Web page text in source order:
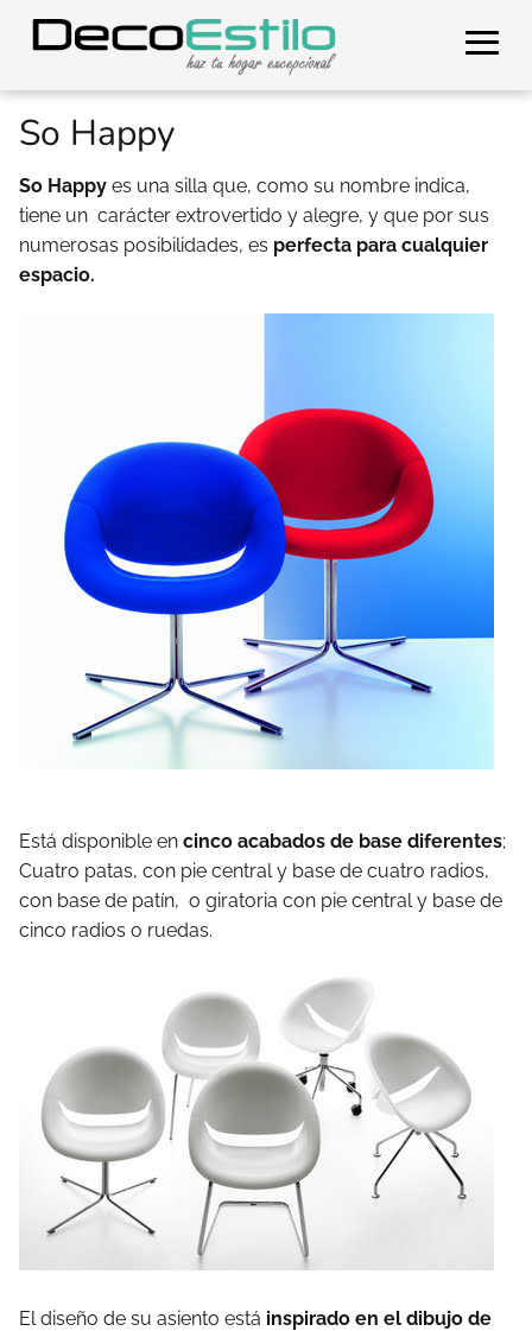
So Happy
So Happy es una silla que, como su nombre indica,
tiene un carácter extrovertido y alegre, y que por sus
numerosas posibilidades, es perfecta para cualquier
espacio.
Está disponible en cinco acabados de base diferentes;
Cuatro patas, con pie central y base de cuatro radios,
con base de patín, o giratoria con pie central y base de
cinco radios o ruedas.
El diseño de su asiento está inspirado en el dibujo de